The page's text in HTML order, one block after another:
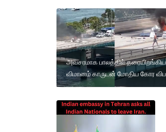
அவசரமாக பாலத்தில் தரையிறங்கிய
விமானம் காருடன் மோதிய கோர